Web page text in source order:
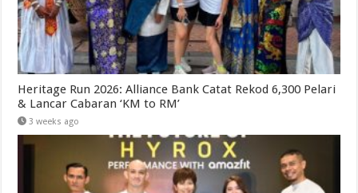
Heritage Run 2026: Alliance Bank Catat Rekod 6,300 Pelari
& Lancar Cabaran ‘KM to RM’
3 weeks ago